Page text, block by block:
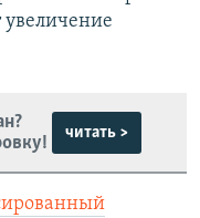
читать >